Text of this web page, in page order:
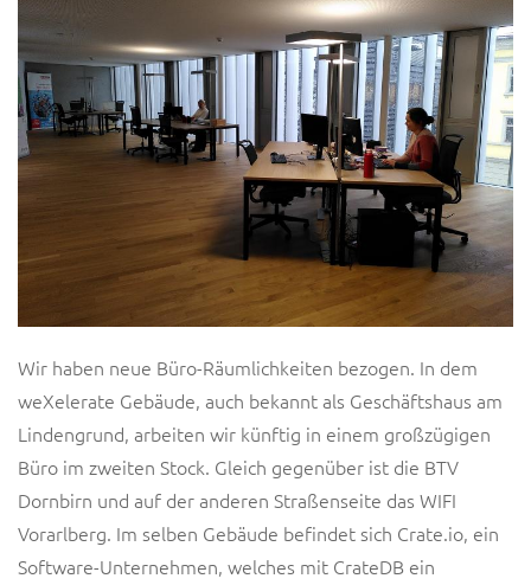
Wir haben neue Büro-Räumlichkeiten bezogen. In dem
weXelerate Gebäude, auch bekannt als Geschäftshaus am
Lindengrund, arbeiten wir künftig in einem großzügigen
Büro im zweiten Stock. Gleich gegenüber ist die BTV
Dornbirn und auf der anderen Straßenseite das WIFI
Vorarlberg. Im selben Gebäude befindet sich Crate.io, ein
Software-Unternehmen, welches mit CrateDB ein